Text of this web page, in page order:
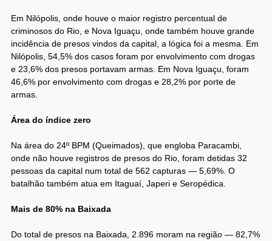
Em Nilópolis, onde houve o maior registro percentual de
criminosos do Rio, e Nova Iguaçu, onde também houve grande
incidência de presos vindos da capital, a lógica foi a mesma. Em
Nilópolis, 54,5% dos casos foram por envolvimento com drogas
e 23,6% dos presos portavam armas. Em Nova Iguaçu, foram
46,6% por envolvimento com drogas e 28,2% por porte de
armas.
Área do índice zero
Na área do 24º BPM (Queimados), que engloba Paracambi,
onde não houve registros de presos do Rio, foram detidas 32
pessoas da capital num total de 562 capturas — 5,69%. O
batalhão também atua em Itaguaí, Japeri e Seropédica.
Mais de 80% na Baixada
Do total de presos na Baixada, 2.896 moram na região — 82,7%